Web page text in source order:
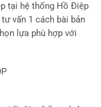
tại hệ thống Hồ Điệp
vấn 1 cách bài bản
lựa phù hợp với